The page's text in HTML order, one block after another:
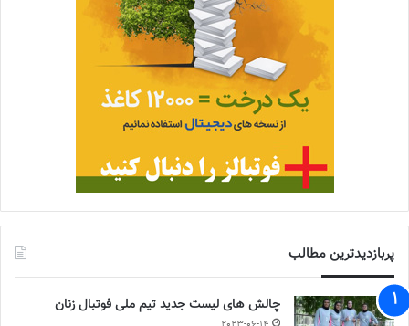
پربازدیدترین مطالب
چالش هاى ليست جدید تيم ملى فوتبال زنان